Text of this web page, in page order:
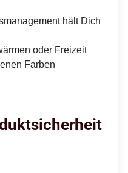
hält Dich
oder Freizeit
Farben